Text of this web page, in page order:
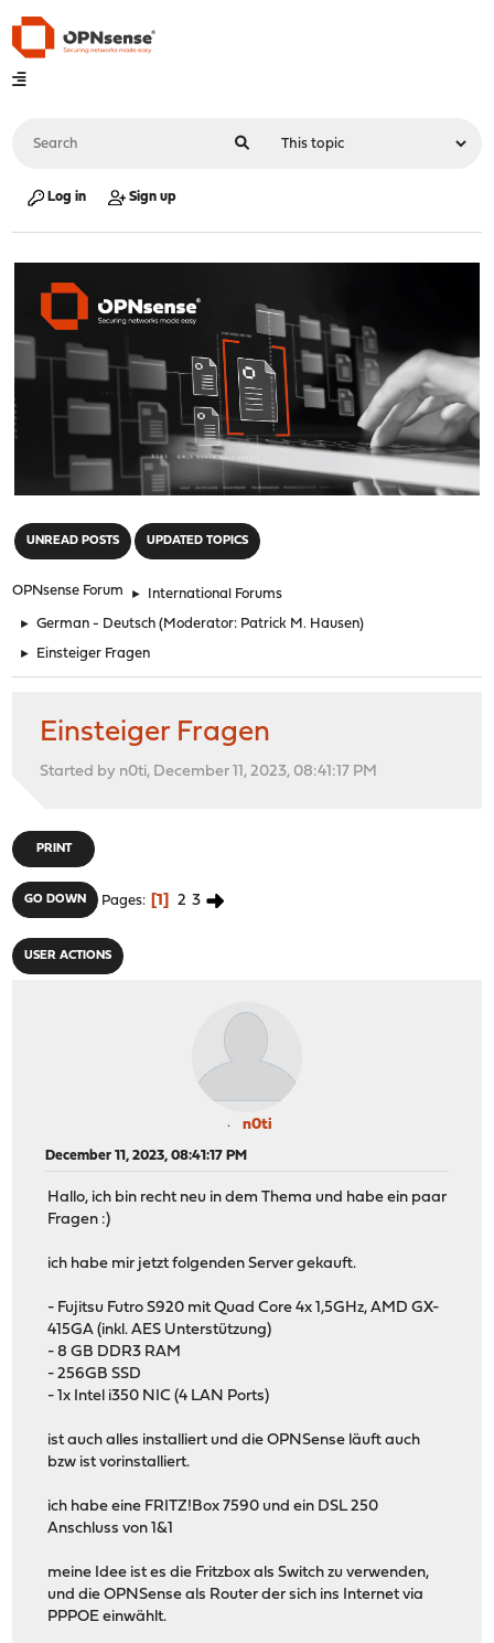
Log in Sign up
UNREAD POSTS UPDATED TOPICS
OPNsense Forum ► International Forums
► German - Deutsch (Moderator: Patrick M. Hausen)
► Einsteiger Fragen
Einsteiger Fragen
Started by n0ti, December 11, 2023, 08:41:17 PM
PRINT
GO DOWN Pages 1 2 3
USER ACTIONS
n0ti
December 11, 2023, 08:41:17 PM
Hallo, ich bin recht neu in dem Thema und habe ein paar
Fragen :)
ich habe mir jetzt folgenden Server gekauft.
- Fujitsu Futro S920 mit Quad Core 4x 1,5GHz, AMD GX-
415GA (inkl. AES Unterstützung)
- 8 GB DDR3 RAM
- 256GB SSD
- 1x Intel i350 NIC (4 LAN Ports)
ist auch alles installiert und die OPNSense läuft auch
bzw ist vorinstalliert.
ich habe eine FRITZ!Box 7590 und ein DSL 250
Anschluss von 1&1
meine Idee ist es die Fritzbox als Switch zu verwenden,
und die OPNSense als Router der sich ins Internet via
PPPOE einwählt.